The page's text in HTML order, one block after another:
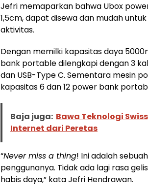
Jefri memaparkan bahwa Ubox
1,5cm, dapat disewa dan mudah
aktivitas.
Dengan memilki kapasitas daya
bank portable dilengkapi dengan 3
dan USB-Type C. Sementara mesin
kapasitas 6 dan 12 power bank
Baja juga: Bawa Teknologi
Internet dari Peretas
“Never miss a thing! Ini adalah
penggunanya. Tidak ada lagi rasa
habis daya,” kata Jefri Hendrawan.